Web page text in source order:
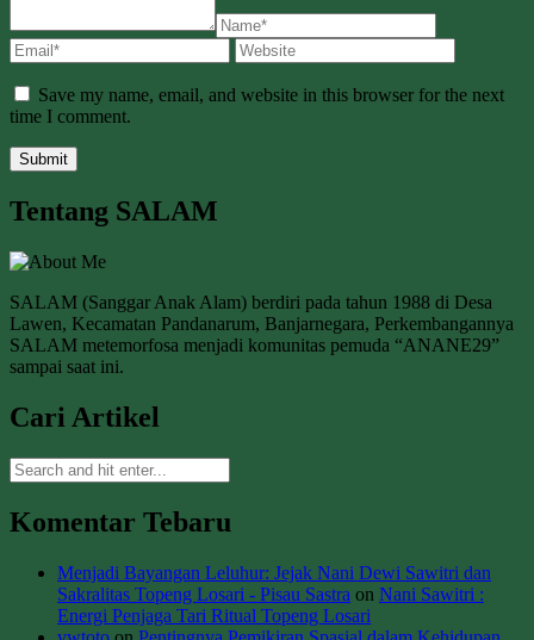
Save my name, email, and website in this browser for the next
time I comment.
Tentang SALAM
SALAM (Sanggar Anak Alam) berdiri pada tahun 1988 di Desa
Lawen, Kecamatan Pandanarum, Banjarnegara, Perkembangannya
SALAM metemorfosa menjadi komunitas pemuda “ANANE29”
sampai saat ini.
Cari Artikel
Komentar Tebaru
Menjadi Bayangan Leluhur: Jejak Nani Dewi Sawitri dan
Sakralitas Topeng Losari - Pisau Sastra on Nani Sawitri :
Energi Penjaga Tari Ritual Topeng Losari